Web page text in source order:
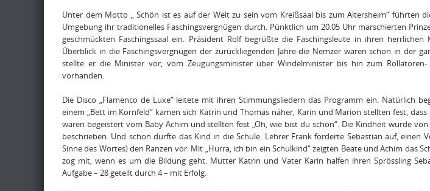
Unter dem Motto „ Schön ist es auf der Welt zu sein vom Kreißsaal bis zum Altersheim“ führten
Umgebung ihr traditionelles Faschingsvergnügen durch. Pünktlich um 20.05 Uhr marschierten
geschmückten Faschingssaal ein. Präsident Rolf begrüßte die Faschingsleute in ihren
Überblick in die Faschingsvergnügen der zurückliegenden Jahre-die Nemzer waren schon in der
stellte er die Minister vor, vom Zeugungsminister über Windelminister bis hin zum
vorhanden.
Die Disco „Flamenco de Luxe“ leitete mit ihren Stimmungsliedern das Programm ein. Natürlich
einem „Bett im Kornfeld“ kamen sich Katrin und Thomas näher, Karin und Marion stellten fest,
waren begeistert vom Baby Achim und stellten fest „Oh, wie bist du schön“. Die Kindheit wurde
beschrieben. Und schon durfte das Kind in die Schule. Lehrer Frank forderte Sebastian auf, einen
Sinne des Wortes) den Ranzen vor. Mit „Hurra, ich bin ein Schulkind“ zeigten Beate und Achim das
zog mit, wenn es um die Bildung geht. Mutter Katrin und Vater Karin halfen ihren Sprössling
Aufgabe – 28 geteilt durch 4 – mit Erfolg.